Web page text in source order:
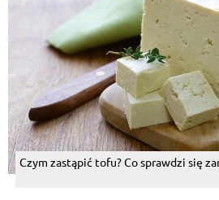
Czym zastąpić tofu? Co sprawdzi się